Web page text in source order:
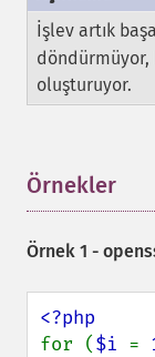
İşlev artık
döndürmüyor,
oluşturuyor.
Örnekler
Örnek 1 -
for ($i =